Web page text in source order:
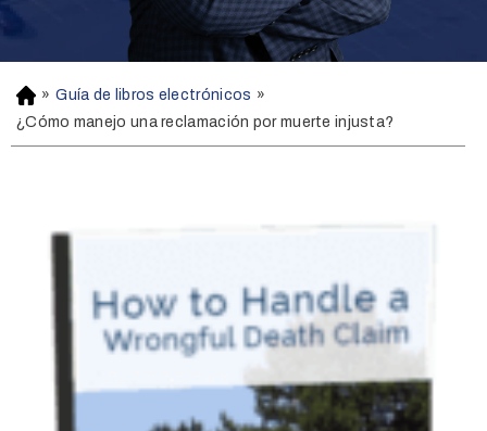
H
o
m
» Guía de libros electrónicos »
¿Cómo manejo una reclamación por muerte injusta?